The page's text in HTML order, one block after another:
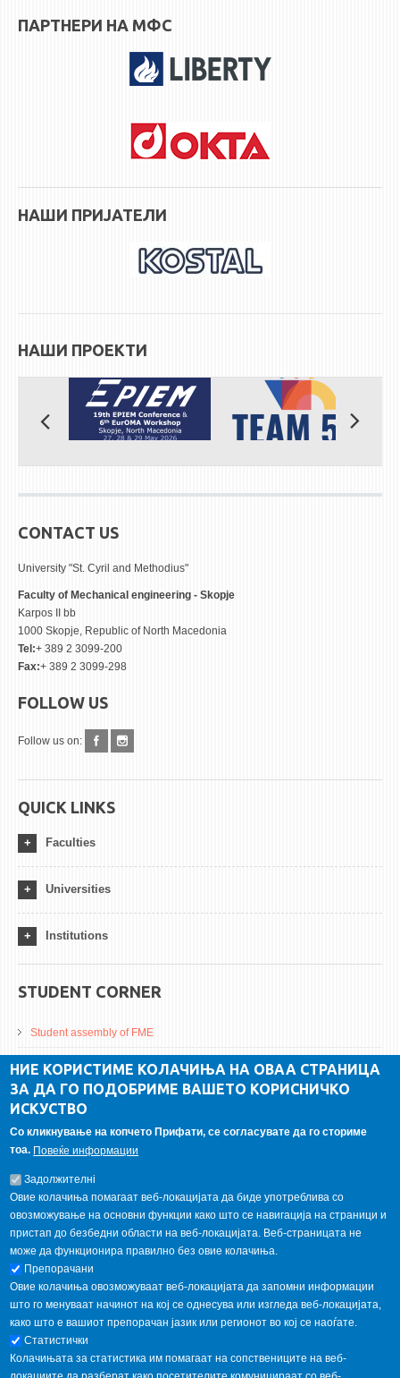
ПАРТНЕРИ НА МФС
НАШИ ПРИЈАТЕЛИ
НАШИ ПРОЕКТИ
CONTACT US
University "St. Cyril and Methodius"
Faculty of Mechanical engineering - Skopje
Karpos II bb
1000 Skopje, Republic of North Macedonia
Tel:+ 389 2 3099-200
Fax:+ 389 2 3099-298
FOLLOW US
Follow us on:
QUICK LINKS
Faculties
Universities
Institutions
STUDENT CORNER
Student assembly of FME
Da Vinci Magazinne
Alumni association
GALLERY
НИЕ КОРИСТИМЕ КОЛАЧИЊА НА ОВАА СТРАНИЦА
ЗА ДА ГО ПОДОБРИМЕ ВАШЕТО КОРИСНИЧКО
ИСКУСТВО
Со кликнување на копчето Прифати, се согласувате да го сториме
тоа. Повеќе информации
Задолжителнi
Овие колачиња помагаат веб-локацијата да биде употреблива со
овозможување на основни функции како што се навигација на страници и
пристап до безбедни области на веб-локацијата. Веб-страницата не
може да функционира правилно без овие колачиња.
Препорачани
Овие колачиња овозможуваат веб-локацијата да запомни информации
што го менуваат начинот на кој се однесува или изгледа веб-локацијата,
како што е вашиот препорачан јазик или регионот во кој се наоѓате.
Статистички
Колачињата за статистика им помагаат на сопствениците на веб-